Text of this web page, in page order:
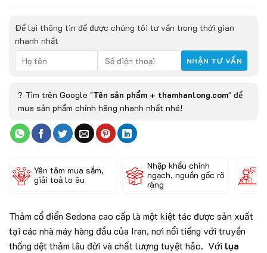
Để lại thông tin để được chúng tôi tư vấn trong thời gian
nhanh nhất
? Tìm trên Google "Tên sản phẩm + thamhanlong.com" để
mua sản phẩm chính hãng nhanh nhất nhé!
Yên tâm mua sắm,
giải toả lo âu
Nhập khẩu chính
ngạch, nguồn gốc rõ
ràng
Thảm cổ điển Sedona cao cấp là một kiệt tác được sản xuất
tại các nhà máy hàng đầu của Iran, nơi nổi tiếng với truyền
thống dệt thảm lâu đời và chất lượng tuyệt hảo. Với lụa